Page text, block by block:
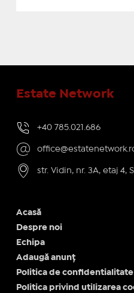
Estate Network
+40 785.021.686
str. Vidin, nr. 3A, etaj 4,
Acasă
Despre noi
Echipa
Adaugă anunț
Politica de confidentialitate
Politica privind utilizarea